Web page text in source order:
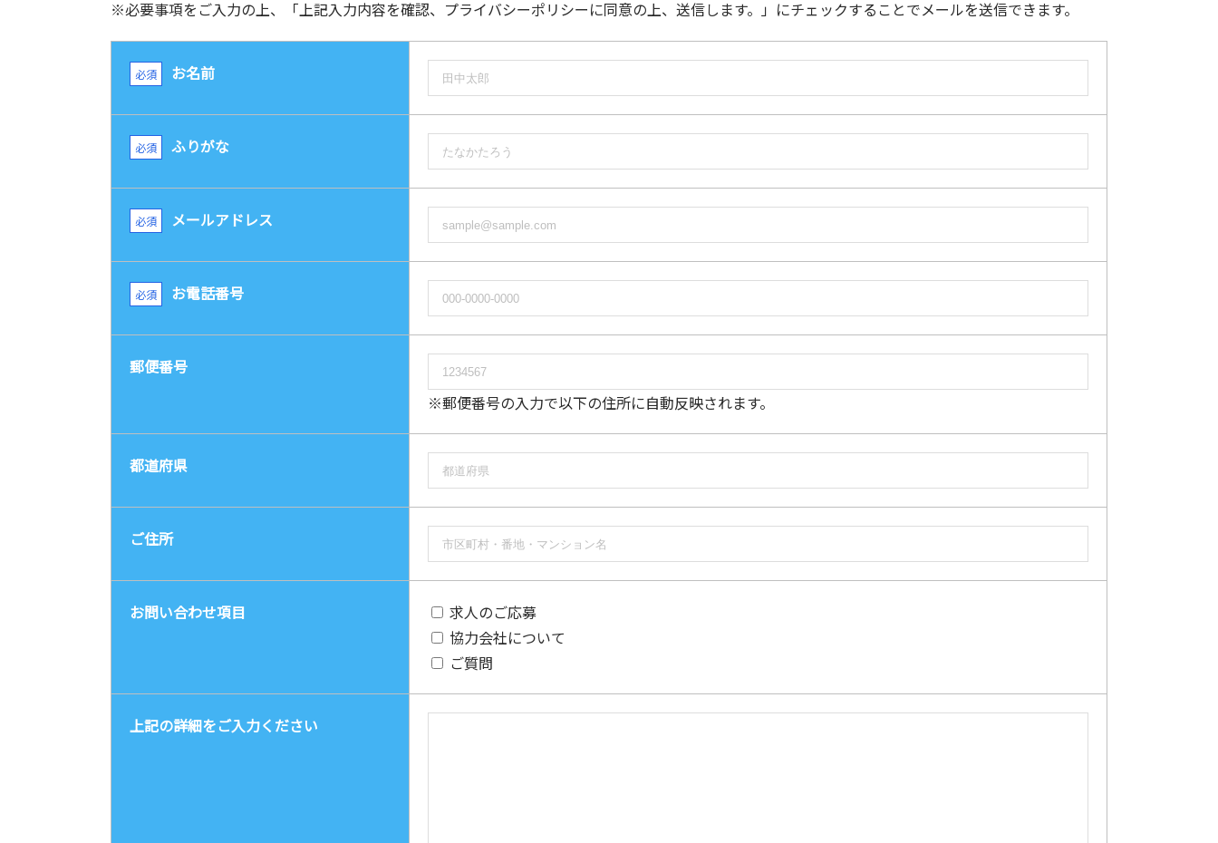
※必要事項をご入力の上、「上記入力内容を確認、プライバシーポリシーに同意の上、送信します。」にチェックすることでメールを送信できます。
お名前
ふりがな
メールアドレス
お電話番号
郵便番号
※郵便番号の入力で以下の住所に自動反映されます。
都道府県
ご住所
お問い合わせ項目
求人のご応募
協力会社について
ご質問
上記の詳細をご入力ください